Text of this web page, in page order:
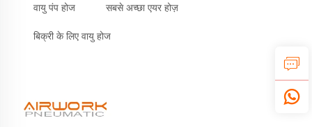
वायु पंप होज सबसे अच्छा एयर होज़
बिक्री के लिए वायु होज